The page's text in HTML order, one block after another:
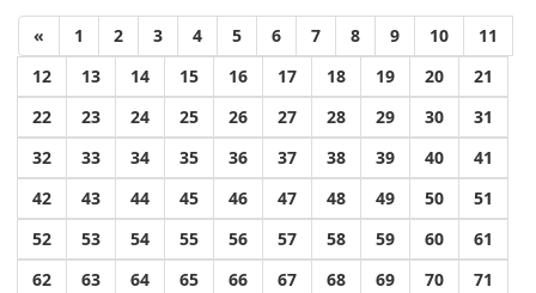
« 1 2 3 4 5 6 7 8 9 10
11
12
13 14 15 16 17 18 19 20
21
22
23 24 25 26 27 28 29 30
31
32
33 34 35 36 37 38 39 40
41
42
43 44 45 46 47 48 49 50
51
52
53 54 55 56 57 58 59 60
61
62
63 64 65 66 67 68 69 70
71